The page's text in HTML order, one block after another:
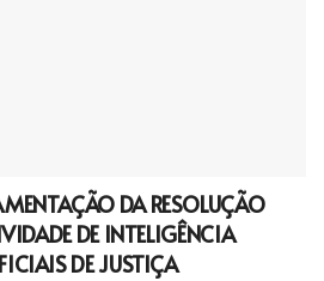
DA RESOLUÇÃO
DE INTELIGÊNCIA
DE JUSTIÇA